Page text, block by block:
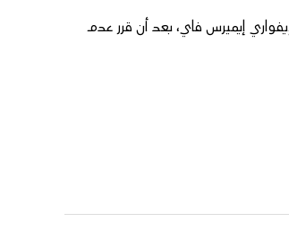
انفصاله عن المدرب الإيفواري إيميرس فاي، بعد أن قرر عدم